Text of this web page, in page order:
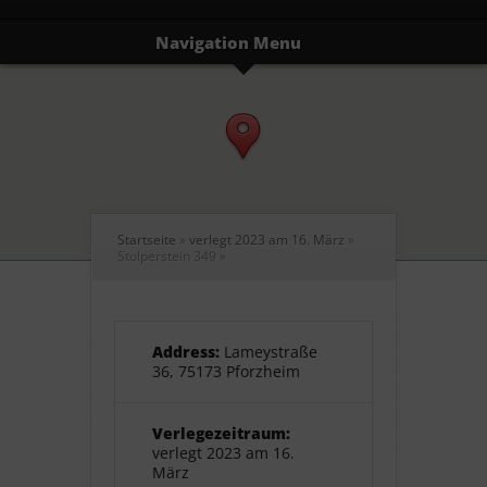
Navigation Menu
Startseite » verlegt 2023 am 16. März »
Stolperstein 349 »
Address: Lameystraße
36, 75173 Pforzheim
Verlegezeitraum:
verlegt 2023 am 16.
März